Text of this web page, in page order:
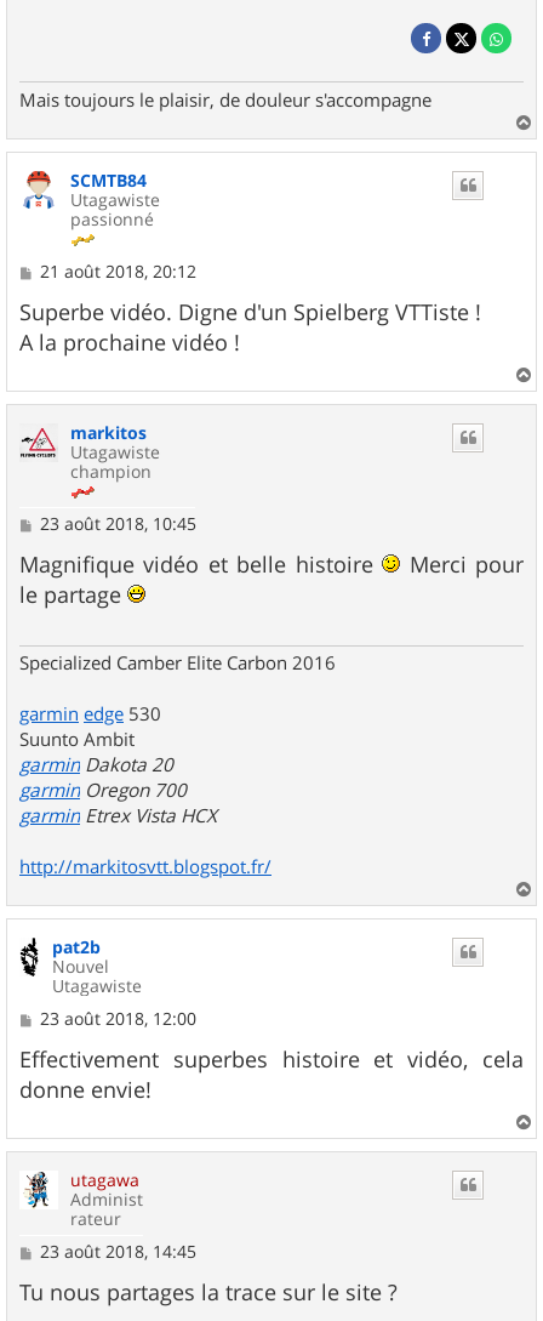
Mais toujours le plaisir, de douleur s'accompagne
a
u
SCMTB84
Utagawiste
passionné
M
s
s
a
e
21 août 2018, 20:12
Superbe vidéo. Digne d'un Spielberg VTTiste !
A la prochaine vidéo !
a
markitos
Utagawiste
champion
M
s
s
a
23 août 2018, 10:45
Magnifique vidéo et belle histoire
Merci pour
le partage
Specialized Camber Elite Carbon 2016
garmin edge 530
Suunto Ambit
garmin Dakota 20
garmin Oregon 700
garmin Etrex Vista HCX
http://markitosvtt.blogspot.fr/
a
pat2b
Nouvel
Utagawiste
M
s
s
a
e
23 août 2018, 12:00
Effectivement superbes histoire et vidéo, cela
donne envie!
a
utagawa
Administ
rateur
M
s
s
23 août 2018, 14:45
Tu nous partages la trace sur le site ?